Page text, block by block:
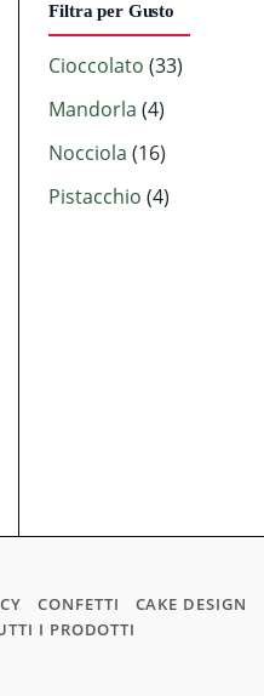
Filtra per Gusto
Cioccolato (33)
Mandorla (4)
Nocciola (16)
Pistacchio (4)
CONFETTI
CAKE DESIGN
I PRODOTTI